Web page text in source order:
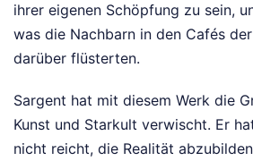
ihrer eigenen Schöpfung zu sein,
was die Nachbarn in den Cafés
darüber flüsterten.
Sargent hat mit diesem Werk die
Kunst und Starkult verwischt. Er
nicht reicht, die Realität